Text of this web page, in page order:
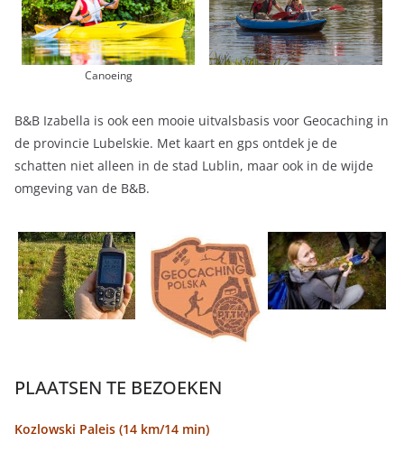
Canoeing
B&B Izabella is ook een mooie uitvalsbasis voor Geocaching in
de provincie Lubelskie. Met kaart en gps ontdek je de
schatten niet alleen in de stad Lublin, maar ook in de wijde
omgeving van de B&B.
PLAATSEN TE BEZOEKEN
Kozlowski Paleis (14 km/14 min)